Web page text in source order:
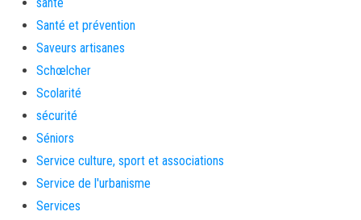
Santé et prévention
Saveurs artisanes
Schœlcher
Scolarité
sécurité
Séniors
Service culture, sport et associations
Service de l'urbanisme
Services